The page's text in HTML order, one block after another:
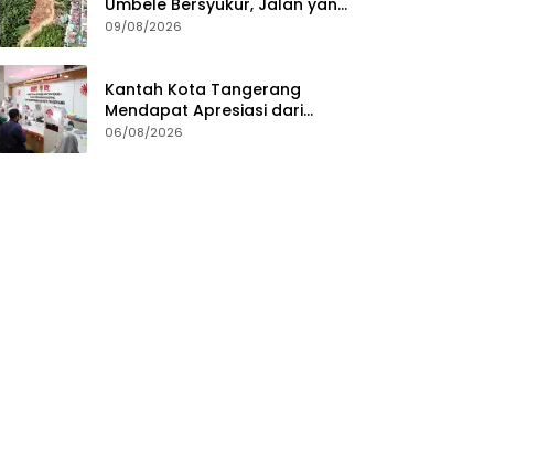
Selama Ini Dinantikan Kini
09/08/2026
Kantah Kota Tangerang
Mendapat Apresiasi dari
Masyarakat Pelaksanaan
06/08/2026